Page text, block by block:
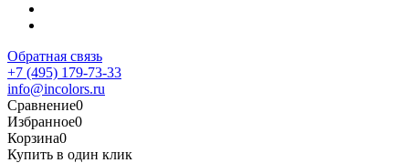
Обратная связь
+7 (495) 179-73-33
info@incolors.ru
Сравнение0
Избранное0
Корзина0
Купить в один клик